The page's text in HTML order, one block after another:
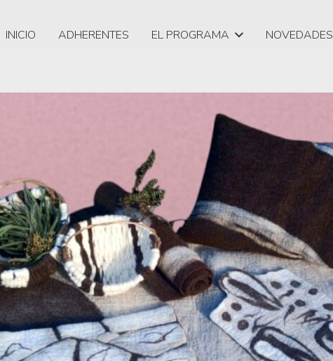
INICIO ADHERENTES EL PROGRAMA NOVEDADES